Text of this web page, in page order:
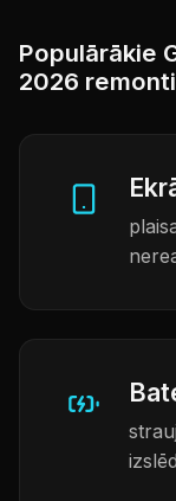
Populārākie
2026 remonti